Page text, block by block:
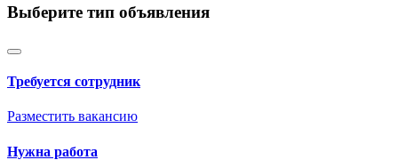
Выберите тип объявления
Требуется сотрудник
Разместить вакансию
Нужна работа